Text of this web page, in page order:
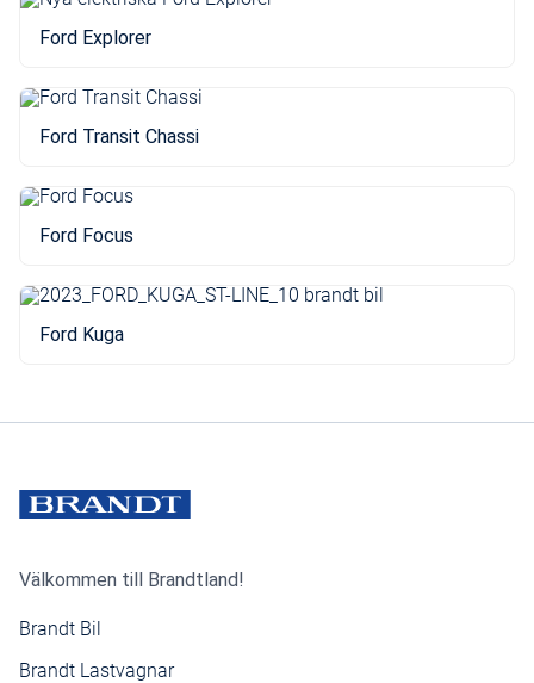
Ford Explorer
Ford Transit Chassi
Ford Focus
Ford Kuga
Välkommen till Brandtland!
Brandt Bil
Brandt Lastvagnar